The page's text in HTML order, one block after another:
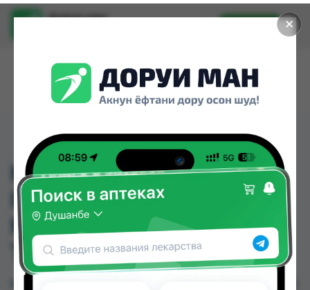
✕
Доруи ман
Установить
MIRTAZAPIN -1A
PHARMA 30 MG (
МИРТАЗАПИН) № 20
ТАБ